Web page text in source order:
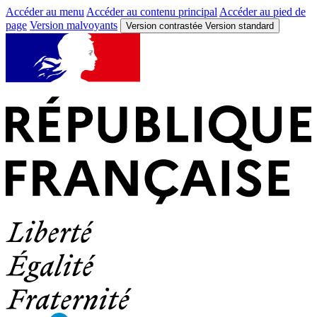
Accéder au menu Accéder au contenu principal Accéder au pied de
page Version malvoyants Version contrastée Version standard